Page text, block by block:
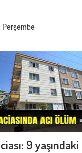
9